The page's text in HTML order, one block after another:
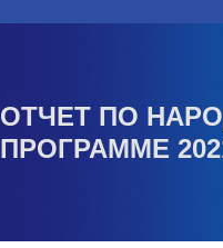
ОТЧЕТ ПО
ПРОГРАММЕ